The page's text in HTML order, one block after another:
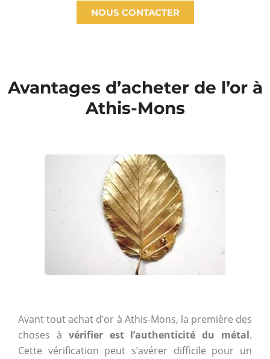
NOUS CONTACTER
Avantages d’acheter de l’or à
Athis-Mons
Avant tout achat d’or à Athis-Mons, la première des
choses à vérifier est l’authenticité du métal.
Cette vérification peut s’avérer difficile pour un